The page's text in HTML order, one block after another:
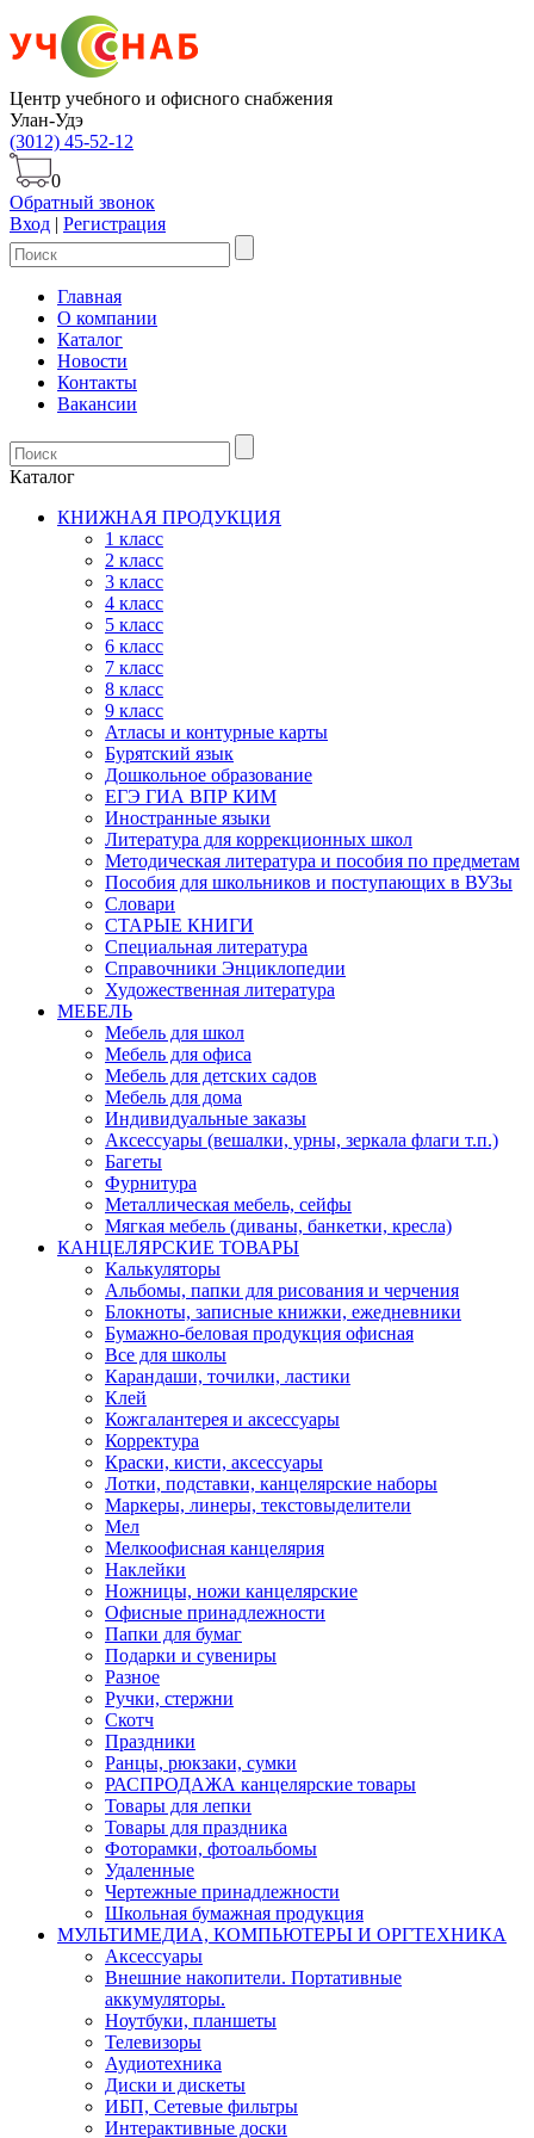
Центр учебного и офисного снабжения
Улан-Удэ
(3012) 45-52-12
0
Обратный звонок
Вход | Регистрация
Главная
О компании
Каталог
Новости
Контакты
Вакансии
Каталог
КНИЖНАЯ ПРОДУКЦИЯ
1 класс
2 класс
3 класс
4 класс
5 класс
6 класс
7 класс
8 класс
9 класс
Атласы и контурные карты
Бурятский язык
Дошкольное образование
ЕГЭ ГИА ВПР КИМ
Иностранные языки
Литература для коррекционных школ
Методическая литература и пособия по предметам
Пособия для школьников и поступающих в ВУЗы
Словари
СТАРЫЕ КНИГИ
Специальная литература
Справочники Энциклопедии
Художественная литература
МЕБЕЛЬ
Мебель для школ
Мебель для офиса
Мебель для детских садов
Мебель для дома
Индивидуальные заказы
Аксессуары (вешалки, урны, зеркала флаги т.п.)
Багеты
Фурнитура
Металлическая мебель, сейфы
Мягкая мебель (диваны, банкетки, кресла)
КАНЦЕЛЯРСКИЕ ТОВАРЫ
Калькуляторы
Альбомы, папки для рисования и черчения
Блокноты, записные книжки, ежедневники
Бумажно-беловая продукция офисная
Все для школы
Карандаши, точилки, ластики
Клей
Кожгалантерея и аксессуары
Корректура
Краски, кисти, аксессуары
Лотки, подставки, канцелярские наборы
Маркеры, линеры, текстовыделители
Мел
Мелкоофисная канцелярия
Наклейки
Ножницы, ножи канцелярские
Офисные принадлежности
Папки для бумаг
Подарки и сувениры
Разное
Ручки, стержни
Скотч
Праздники
Ранцы, рюкзаки, сумки
РАСПРОДАЖА канцелярские товары
Товары для лепки
Товары для праздника
Фоторамки, фотоальбомы
Удаленные
Чертежные принадлежности
Школьная бумажная продукция
МУЛЬТИМЕДИА, КОМПЬЮТЕРЫ И ОРГТЕХНИКА
Аксессуары
Внешние накопители. Портативные
аккумуляторы.
Ноутбуки, планшеты
Телевизоры
Аудиотехника
Диски и дискеты
ИБП, Сетевые фильтры
Интерактивные доски